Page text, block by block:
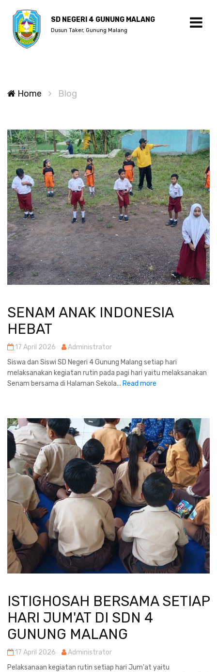
SD NEGERI 4 GUNUNG MALANG
Dusun Taker, Gunung Malang
Home Blog
SENAM ANAK INDONESIA
HEBAT
17 April 2026
Administrator
Siswa dan Siswi SD Negeri 4 Gunung Malang setiap hari
melaksanakan kegiatan rutin pada pagi hari yaitu melaksanakan
Senam bersama di Halaman Sekola... Read more
ISTIGHOSAH BERSAMA SETIAP
HARI JUM'AT DI SDN 4
GUNUNG MALANG
17 April 2026
Administrator
Pelaksanaan kegiatan rutin setiap hari Jum'at yaitu